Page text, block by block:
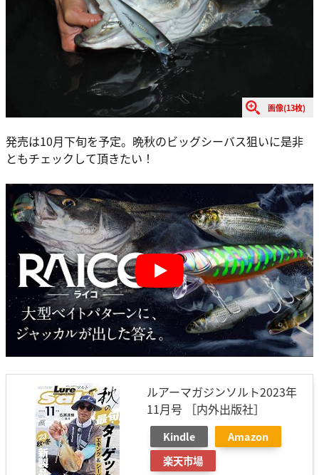
画像(13枚)
発売は10月下旬を予定。晩秋のビッグシーバス狙いに是非
ともチェックして頂きたい！
Play
ルアーマガジンソルト2023年
11月号 ［内外出版社］
Kindle
Amazon
楽天市場